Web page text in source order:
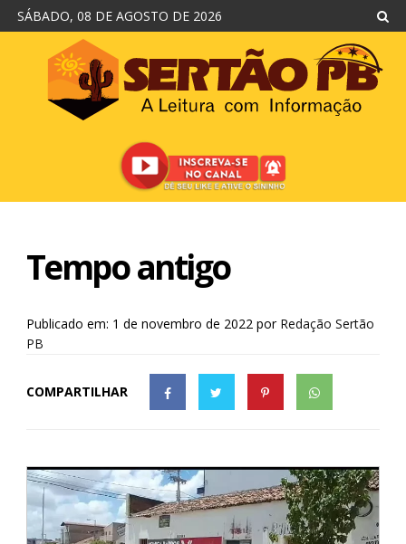
SÁBADO, 08 DE AGOSTO DE 2026
Tempo antigo
Publicado em: 1 de novembro de 2022 por Redação Sertão
PB
COMPARTILHAR